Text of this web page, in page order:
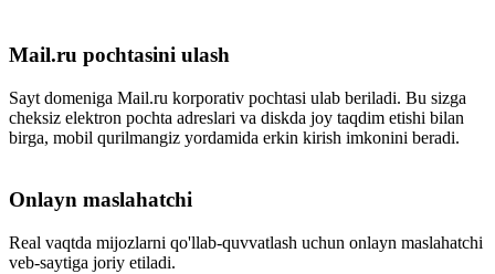
Mail.ru pochtasini ulash
Sayt domeniga Mail.ru korporativ pochtasi ulab beriladi. Bu sizga
cheksiz elektron pochta adreslari va diskda joy taqdim etishi bilan
birga, mobil qurilmangiz yordamida erkin kirish imkonini beradi.
Onlayn maslahatchi
Real vaqtda mijozlarni qo'llab-quvvatlash uchun onlayn maslahatchi
veb-saytiga joriy etiladi.